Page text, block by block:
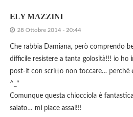
ELY MAZZINI
28 Ottobre 2014 - 20:44
Che rabbia Damiana, però comprendo
difficile resistere a tanta golosità!!! io ho
post-it con scritto non toccare… perchè
^_*
Comunque questa chiocciola è
salato… mi piace assai!!!